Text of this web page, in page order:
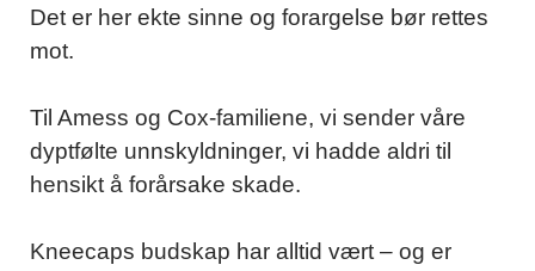
Det er her ekte sinne og forargelse bør rettes
mot.
Til Amess og Cox-familiene, vi sender våre
dyptfølte unnskyldninger, vi hadde aldri til
hensikt å forårsake skade.
Kneecaps budskap har alltid vært – og er